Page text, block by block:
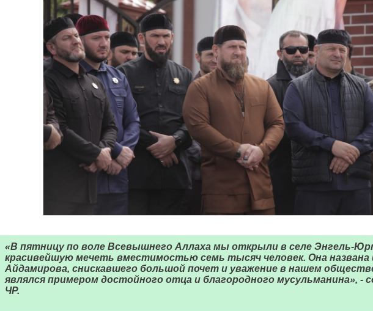
«В пятницу по воле Всевышнего Аллаха мы открыли в селе Энгель-
красивейшую мечеть вместимостью семь тысяч человек. Она
Айдамирова, снискавшего большой почет и уважение в нашем
являлся примером достойного отца и благородного мусульманина», -
ЧР.